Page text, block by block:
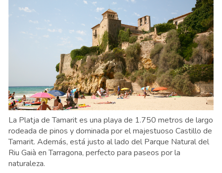
La Platja de Tamarit es una playa de 1.750 metros de largo
rodeada de pinos y dominada por el majestuoso Castillo de
Tamarit. Además, está justo al lado del Parque Natural del
Riu Gaià en Tarragona, perfecto para paseos por la
naturaleza.